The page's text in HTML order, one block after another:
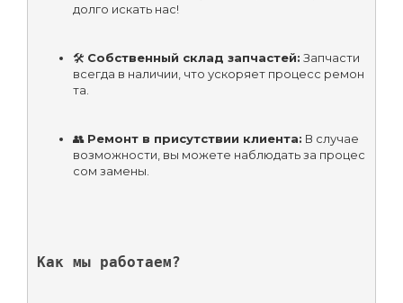
долго искать нас!
🛠️ Собственный склад запчастей: Запчасти
всегда в наличии, что ускоряет процесс ремон
та.
👥 Ремонт в присутствии клиента: В случае
возможности, вы можете наблюдать за процес
сом замены.
Как мы работаем?